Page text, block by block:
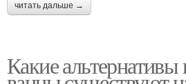
читать дальше →
Какие